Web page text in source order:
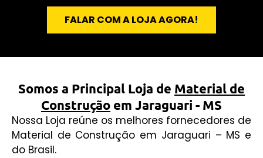
FALAR COM A LOJA AGORA!
Somos a Principal Loja de Material de
Construção em Jaraguari - MS
Nossa Loja reúne os melhores fornecedores de
Material de Construção em Jaraguari – MS e
do Brasil.